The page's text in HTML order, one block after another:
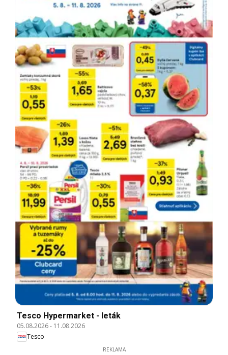
Tesco Hypermarket - leták
05.08.2026- 11.08.2026
Tesco
REKLAMA